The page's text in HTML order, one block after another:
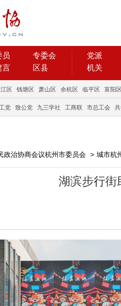
员
专委会
言 区县
党派
机关
区 钱塘区 萧山区 余杭区 临平区 富阳
党 致公党 九三学社 工商联 市总工会
政治协商会议杭州市委员会 > 城市杭
湖滨步行街